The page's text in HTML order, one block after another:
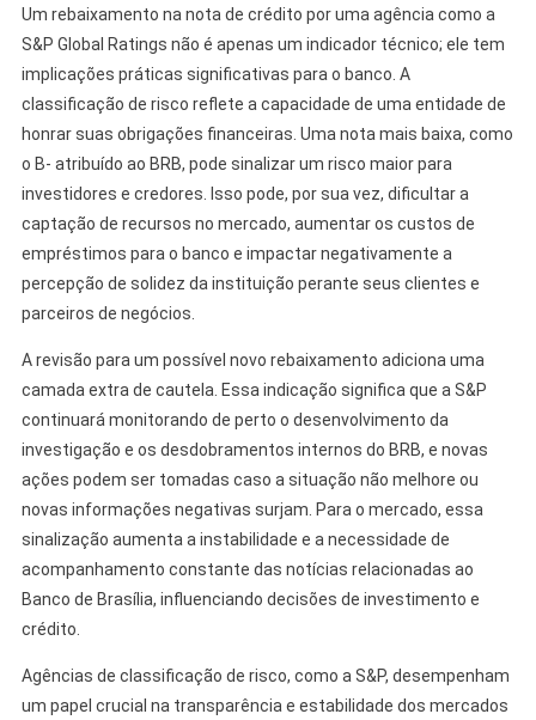
Um rebaixamento na nota de crédito por uma agência como a
S&P Global Ratings não é apenas um indicador técnico; ele tem
implicações práticas significativas para o banco. A
classificação de risco reflete a capacidade de uma entidade de
honrar suas obrigações financeiras. Uma nota mais baixa, como
o B- atribuído ao BRB, pode sinalizar um risco maior para
investidores e credores. Isso pode, por sua vez, dificultar a
captação de recursos no mercado, aumentar os custos de
empréstimos para o banco e impactar negativamente a
percepção de solidez da instituição perante seus clientes e
parceiros de negócios.
A revisão para um possível novo rebaixamento adiciona uma
camada extra de cautela. Essa indicação significa que a S&P
continuará monitorando de perto o desenvolvimento da
investigação e os desdobramentos internos do BRB, e novas
ações podem ser tomadas caso a situação não melhore ou
novas informações negativas surjam. Para o mercado, essa
sinalização aumenta a instabilidade e a necessidade de
acompanhamento constante das notícias relacionadas ao
Banco de Brasília, influenciando decisões de investimento e
crédito.
Agências de classificação de risco, como a S&P, desempenham
um papel crucial na transparência e estabilidade dos mercados